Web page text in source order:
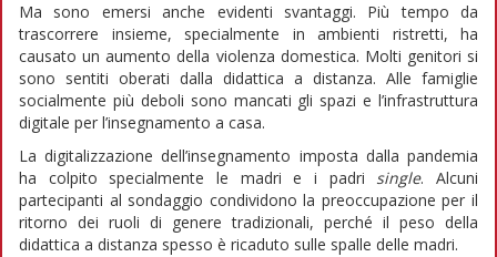
Ma sono emersi anche evidenti svantaggi. Più tempo da
trascorrere insieme, specialmente in ambienti ristretti, ha
causato un aumento della violenza domestica. Molti genitori si
sono sentiti oberati dalla didattica a distanza. Alle famiglie
socialmente più deboli sono mancati gli spazi e l’infrastruttura
digitale per l’insegnamento a casa.
La digitalizzazione dell’insegnamento imposta dalla pandemia
ha colpito specialmente le madri e i padri single. Alcuni
partecipanti al sondaggio condividono la preoccupazione per il
ritorno dei ruoli di genere tradizionali, perché il peso della
didattica a distanza spesso è ricaduto sulle spalle delle madri.